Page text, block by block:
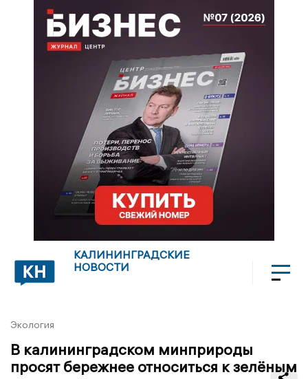
КАЛИНИНГРАДСКИЕ
НОВОСТИ
Экология
В калининградском минприроды
просят бережнее относиться к зелёным